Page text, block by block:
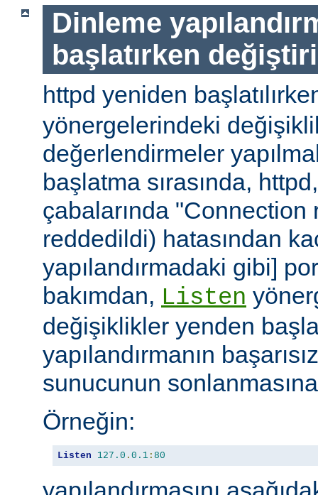
Dinleme
başlatırken
httpd yeniden
yönergelerindeki
değerlendirmeler
başlatma sırasında,
çabalarında "Connection
reddedildi) hatasından
yapılandırmadaki gibi]
bakımdan, Listen
değişiklikler yenden
yapılandırmanın
sunucunun
Örneğin:
Listen 127.0 . 0.1 : 80